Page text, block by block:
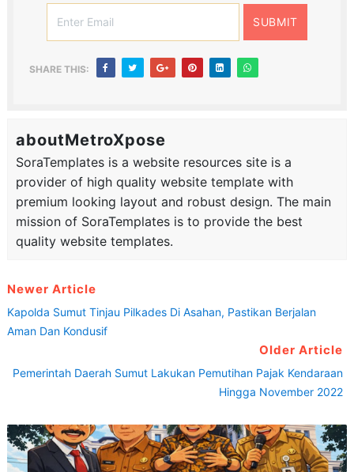
SHARE THIS:
aboutMetroXpose
SoraTemplates is a website resources site is a
provider of high quality website template with
premium looking layout and robust design. The main
mission of SoraTemplates is to provide the best
quality website templates.
Newer Article
Kapolda Sumut Tinjau Pilkades Di Asahan, Pastikan Berjalan
Aman Dan Kondusif
Older Article
Pemerintah Daerah Sumut Lakukan Pemutihan Pajak Kendaraan
Hingga November 2022